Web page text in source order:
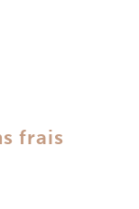
frais